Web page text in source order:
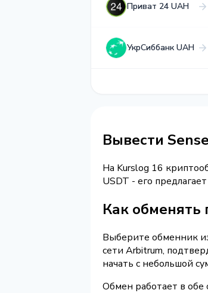
Приват 24 UAH
УкрСиббанк UAH
Вывести
На Kurslog 16
USDT - его
Как обменять
Выберите обменник
сети Arbitrum,
начать с небольшой
Обмен работает в обе